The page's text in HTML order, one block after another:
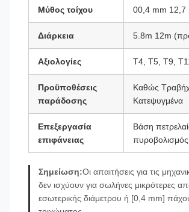
Μύθος τοίχου 00,4 mm 12,7
Διάρκεια 5.8m 12m
Αξιολογίες Τ4, T5, T9,
Προϋποθέσεις
παράδοσης
Καθώς
Κατεψυγμένα
Επεξεργασία
επιφάνειας
Βάση
πυροβολισμός
Σημείωση:Οι απαιτήσεις για τις
δεν ισχύουν για σωλήνες μικρότερες
εσωτερικής διάμετρου ή [0,4 mm]